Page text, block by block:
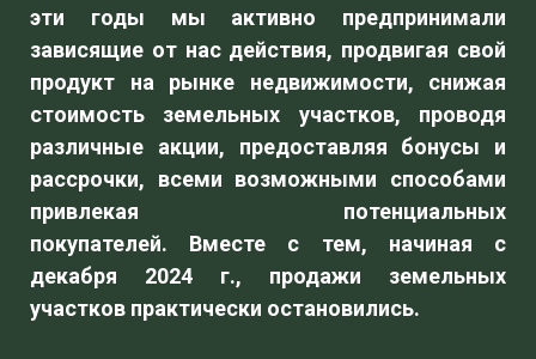
эти годы мы активно предпринимали
зависящие от нас действия, продвигая свой
продукт на рынке недвижимости, снижая
стоимость земельных участков, проводя
различные акции, предоставляя бонусы и
рассрочки, всеми возможными способами
привлекая потенциальных
покупателей. Вместе с тем, начиная с
декабря 2024 г., продажи земельных
участков практически остановились.